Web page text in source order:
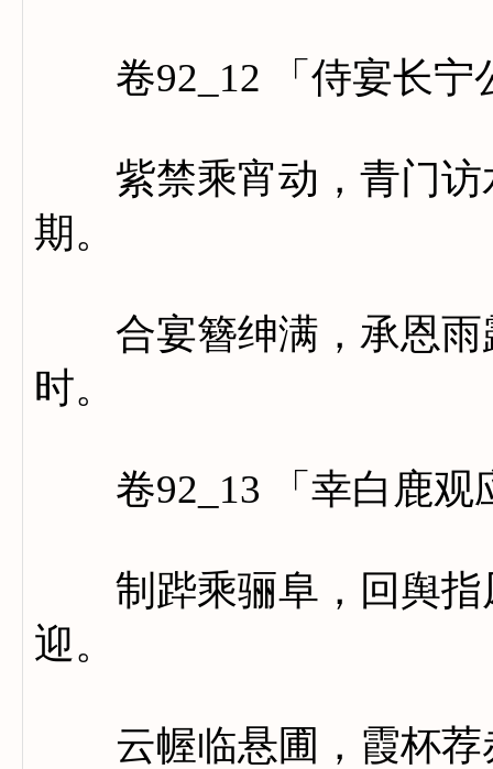
卷92_12 「侍宴长宁
紫禁乘宵动，青门访
期。
合宴簪绅满，承恩雨
时。
卷92_13 「幸白鹿观
制跸乘骊阜，回舆指
迎。
云幄临悬圃，霞杯荐